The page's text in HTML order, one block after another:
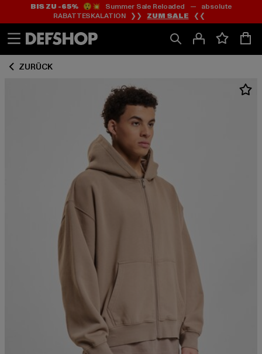
Zum
Inhalt
springen
Zum
Fußzeile
springen
BIS ZU -65%😲💥 Summer Sale Reloaded — absolute
RABATTESKALATION ❯❯ ZUM SALE ❮❮
ZURÜCK